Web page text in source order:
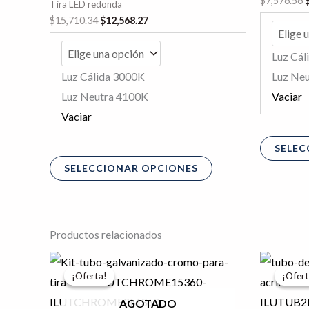
Tira LED redonda
$15,710.34$12,568.27
Luz Cálida 3000K
Luz Neutra 4100K
Vaciar
SELECCIONAR OPCIONES
en
Luz
Luz
Vaciar
Productos relacionados
¡Oferta!
AGOTADO
¡Oferta!
Rango
de
precios:
$1,390.06
Este
El